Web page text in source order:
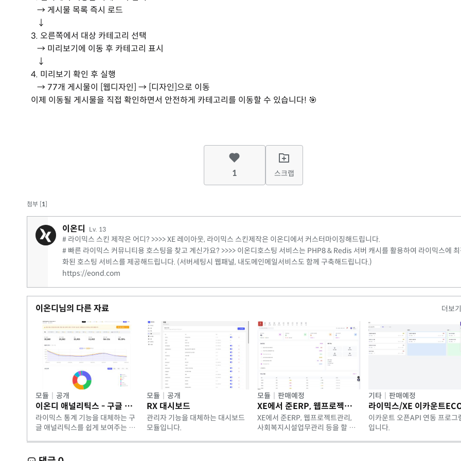
→ 게시물 목록 즉시 로드
↓
3. 오른쪽에서 대상 카테고리 선택
→ 미리보기에 이동 후 카테고리 표시
↓
4. 미리보기 확인 후 실행
→ 77개 게시물이 [웹디자인] → [디자인]으로 이동
이제 이동될 게시물을 직접 확인하면서 안전하게 카테고리를 이동할 수 있습니다! 🎯
1 스크랩
첨부 [1]
이온디 Lv. 13
# 라이믹스 스킨 제작은 어디? >>>> XE 레이아웃, 라이믹스 스킨제작은 이온디에서 커스터마이징해드립니다.
# 빠른 라이믹스 커뮤니티용 호스팅을 찾고 계신가요? >>>> 이온디호스팅 서비스는 PHP8 & Redis 서버 캐시를 활용하여 라이믹스에
화된 호스팅 서비스를 제공해드립니다. (서버세팅시 웹패널, 내도메인메일서비스도 함께 구축해드립니다.)
https://eond.com
이온디님의 다른 자료 더보
모듈 공개
이온디 애널리틱스 - 구글 애널리틱스를 쉽게 보여주는 통계 대시보드
라이믹스 통계 기능을 대체하는 구
글 애널리틱스를 쉽게 보여주는 통
모듈 공개
RX 대시보드
관리자 기능을 대체하는 대시보드
모듈입니다.
모듈 판매예정
XE에서 준ERP, 웹프로젝트관리, 사회복지시설업무관리 등을 할 수 있는 모듈입니다.
XE에서 준ERP, 웹프로젝트관리,
사회복지시설업무관리 등을 할 수
기타 판매예정
이카운트 오픈API 연동 프로그
입니다.